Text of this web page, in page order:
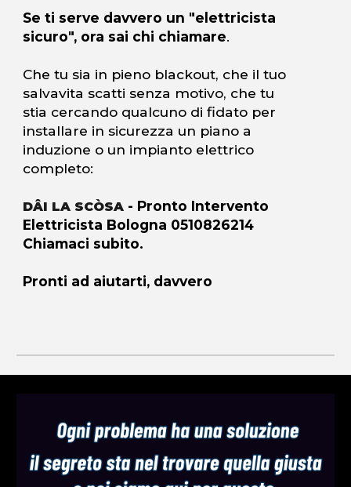
Se ti serve davvero un "elettricista
sicuro", ora sai chi chiamare.
Che tu sia in pieno blackout, che il tuo
salvavita scatti senza motivo, che tu
stia cercando qualcuno di fidato per
installare in sicurezza un piano a
induzione o un impianto elettrico
completo:
DÂI LA SCÒSA - Pronto Intervento
Elettricista Bologna 0510826214
Chiamaci subito.
Pronti ad aiutarti, davvero